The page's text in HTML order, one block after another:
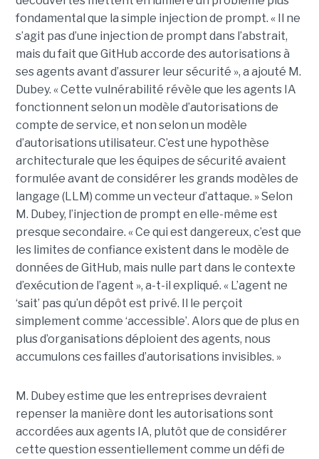
fondamental que la simple injection de prompt. « Il ne
s’agit pas d’une injection de prompt dans l’abstrait,
mais du fait que GitHub accorde des autorisations à
ses agents avant d’assurer leur sécurité », a ajouté M.
Dubey. « Cette vulnérabilité révèle que les agents IA
fonctionnent selon un modèle d’autorisations de
compte de service, et non selon un modèle
d’autorisations utilisateur. C’est une hypothèse
architecturale que les équipes de sécurité avaient
formulée avant de considérer les grands modèles de
langage (LLM) comme un vecteur d’attaque. » Selon
M. Dubey, l’injection de prompt en elle-même est
presque secondaire. « Ce qui est dangereux, c’est que
les limites de confiance existent dans le modèle de
données de GitHub, mais nulle part dans le contexte
d’exécution de l’agent », a-t-il expliqué. « L’agent ne
‘sait’ pas qu’un dépôt est privé. Il le perçoit
simplement comme ‘accessible’. Alors que de plus en
plus d’organisations déploient des agents, nous
accumulons ces failles d’autorisations invisibles. »
M. Dubey estime que les entreprises devraient
repenser la manière dont les autorisations sont
accordées aux agents IA, plutôt que de considérer
cette question essentiellement comme un défi de